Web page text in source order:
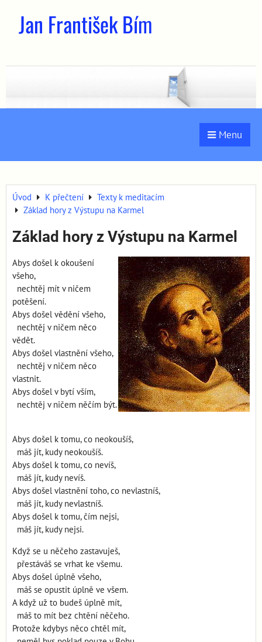
Jan František Bím
Menu
Úvod K přečtení
Texty k meditacím
Základ hory z Výstupu na Karmel
Základ hory z Výstupu na Karmel
Abys došel k okoušení
všeho,
nechtěj mít v ničem
potěšení.
Abys došel vědění všeho,
nechtěj v ničem něco
vědět.
Abys došel vlastnění všeho,
nechtěj v ničem něco
vlastnit.
Abys došel v bytí vším,
nechtěj v ničem něčím být.
Abys došel k tomu, co neokoušíš,
máš jít, kudy neokoušíš.
Abys došel k tomu, co nevíš,
máš jít, kudy nevíš.
Abys došel vlastnění toho, co nevlastníš,
máš jít, kudy nevlastníš.
Abys došel k tomu, čím nejsi,
máš jít, kudy nejsi.
Když se u něčeho zastavuješ,
přestáváš se vrhat ke všemu.
Abys došel úplně všeho,
máš se opustit úplně ve všem.
A když už to budeš úplně mít,
máš to mít bez chtění něčeho.
Protože kdybys něco chtěl mít,